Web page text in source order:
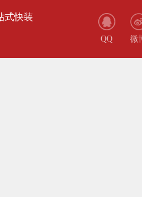
式快装
QQ 微